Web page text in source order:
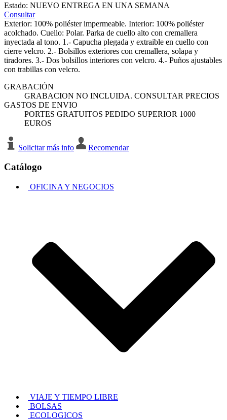
Estado: NUEVO ENTREGA EN UNA SEMANA
Consultar
Exterior: 100% poliéster impermeable. Interior: 100% poliéster
acolchado. Cuello: Polar. Parka de cuello alto con cremallera
inyectada al tono. 1.- Capucha plegada y extraible en cuello con
cierre velcro. 2.- Bolsillos exteriores con cremallera, solapa y
tiradores. 3.- Dos bolsillos interiores con velcro. 4.- Puños ajustables
con trabillas con velcro.
GRABACIÓN
GRABACION NO INCLUIDA. CONSULTAR PRECIOS
GASTOS DE ENVIO
PORTES GRATUITOS PEDIDO SUPERIOR 1000
EUROS
Solicitar más info Recomendar
Catálogo
OFICINA Y NEGOCIOS
VIAJE Y TIEMPO LIBRE
BOLSAS
ECOLOGICOS